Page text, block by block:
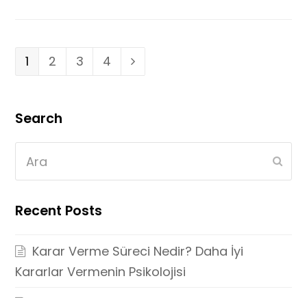
Page
1 Page
2 Page
3 Page
4 Next
Search
Recent Posts
Karar Verme Süreci Nedir? Daha İyi
Kararlar Vermenin Psikolojisi